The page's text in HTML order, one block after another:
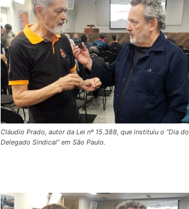
Cláudio Prado, autor da Lei nº 15.388, que instituiu o “Dia do
Delegado Sindical” em São Paulo.